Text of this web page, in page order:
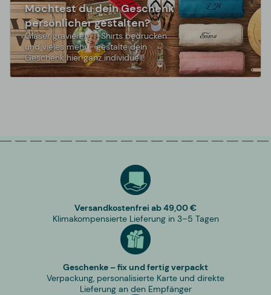
Möchtest du dein Geschenk
persönlicher gestalten?
Gläser gravieren, T-Shirts bedrucken
und vieles mehr - gestalte dein
Geschenk hier ganz individuell!
Versandkostenfrei ab 49,00 €
Klimakompensierte Lieferung in 3–5 Tagen
Geschenke – fix und fertig verpackt
Verpackung, personalisierte Karte und direkte
Lieferung an den Empfänger